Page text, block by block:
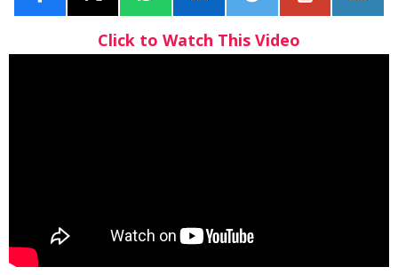
Click to Watch This Video